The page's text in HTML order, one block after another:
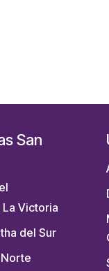
San
La Victoria
del Sur